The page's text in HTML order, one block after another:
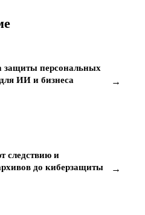
персональных
ИИ и бизнеса
→
следствию и
до киберзащиты
→